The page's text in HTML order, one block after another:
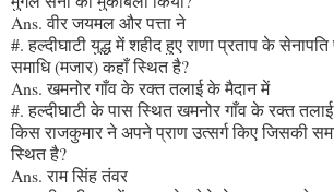
Ans. वीर जयमल और पत्ता ने
#. हल्दीघाटी युद्ध में शहीद हुए राणा प्रताप के
समाधि (मजार) कहाँ स्थित है?
Ans. खमनोर गाँव के रक्त तलाई के मैदान में
#. हल्दीघाटी के पास स्थित खमनोर गाँव के रक्त
किस राजकुमार ने अपने प्राण उत्सर्ग किए जिसकी
स्थित है?
Ans. राम सिंह तंवर